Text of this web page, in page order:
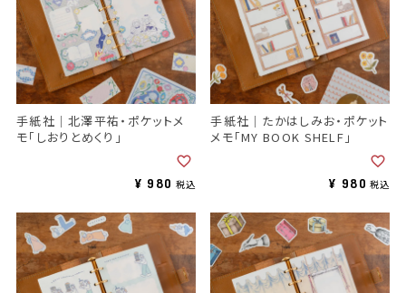
手紙社｜北澤平祐・ポケットメ
モ「しおりとめくり」
¥ 980 税込
手紙社｜たかはしみお・ポケット
メモ「MY BOOK SHELF」
¥ 980 税込